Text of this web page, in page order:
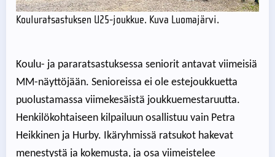
Kouluratsastuksen U25-joukkue. Kuva Luomajärvi.
Koulu- ja pararatsastuksessa seniorit antavat viimeisiä
MM-näyttöjään. Senioreissa ei ole estejoukkuetta
puolustamassa viimekesäistä joukkuemestaruutta.
Henkilökohtaiseen kilpailuun osallistuu vain Petra
Heikkinen ja Hurby. Ikäryhmissä ratsukot hakevat
menestystä ja kokemusta, ja osa viimeistelee